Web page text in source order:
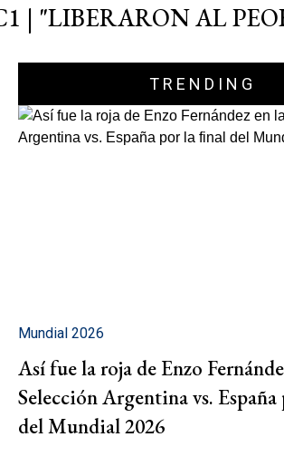
| "LIBERARON AL
TRENDING
Mundial 2026
Así fue la roja de Enzo
Selección Argentina vs.
del Mundial 2026